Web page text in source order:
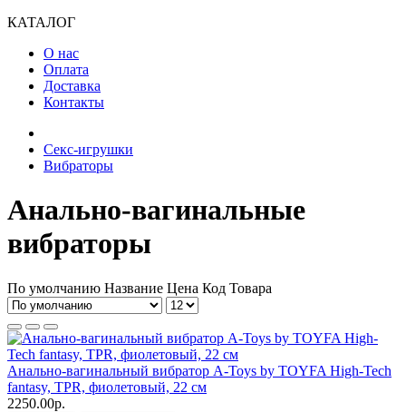
КАТАЛОГ
О нас
Оплата
Доставка
Контакты
Секс-игрушки
Вибраторы
Анально-вагинальные
вибраторы
По умолчанию Название Цена Код Товара
Анально-вагинальный вибратор A-Toys by TOYFA High-Tech
fantasy, TPR, фиолетовый, 22 см
2250.00р.